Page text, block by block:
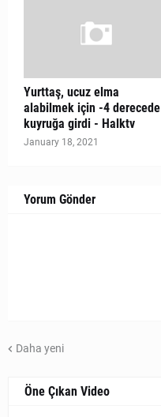
Yurttaş, ucuz elma
alabilmek için -4 derecede
kuyruğa girdi - Halktv
January 18, 2021
Yorum Gönder
Daha yeni
Öne Çıkan Video